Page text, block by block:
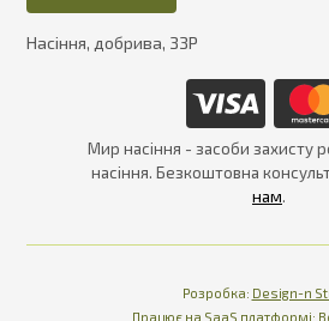
Насіння, добрива, ЗЗР
Мир насіння - засоби захисту
насіння. Безкоштовна
нам.
Розробка: Design-n
Працює на SaaS платформі: